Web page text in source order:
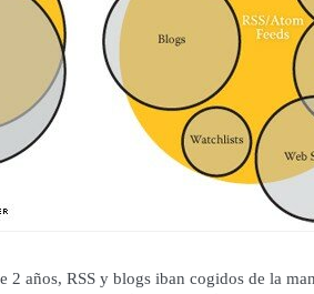
2 años, RSS y blogs iban cogidos de la